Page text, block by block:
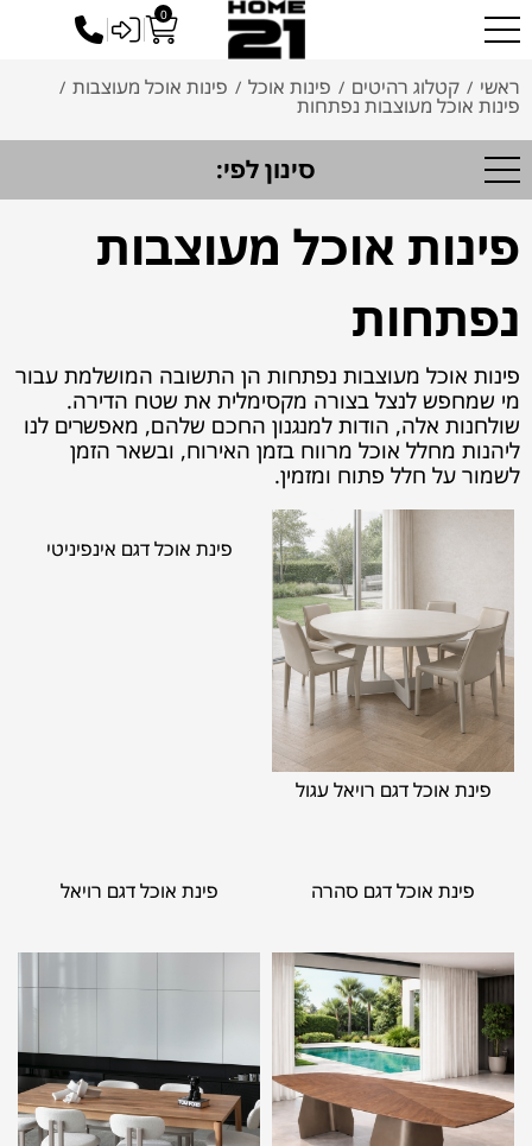
0
כניסה
ראשי / קטלוג רהיטים / פינות אוכל / פינות אוכל מעוצבות /
פינות אוכל מעוצבות נפתחות
סינון לפי:
פינות אוכל מעוצבות
נפתחות
פינות אוכל מעוצבות נפתחות הן התשובה המושלמת עבור
מי שמחפש לנצל בצורה מקסימלית את שטח הדירה.
שולחנות אלה, הודות למנגנון החכם שלהם, מאפשרים לנו
ליהנות מחלל אוכל מרווח בזמן האירוח, ובשאר הזמן
לשמור על חלל פתוח ומזמין.
פינת אוכל דגם רויאל עגול
פינת אוכל דגם אינפיניטי
פינת אוכל דגם סהרה פינת אוכל דגם רויאל